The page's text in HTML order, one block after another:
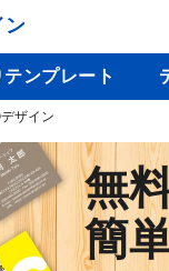
ン
ンプレート
ザイン
無
簡